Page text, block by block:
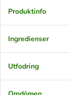
Produktinfo
Ingredienser
Utfodring